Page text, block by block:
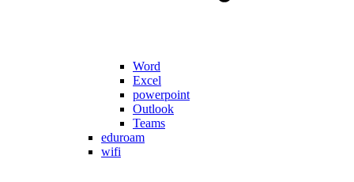
Word
Excel
powerpoint
Outlook
Teams
eduroam
wifi